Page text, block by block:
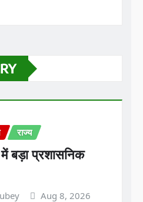
राज्य
बड़ा प्रशासनिक
Aug 8, 2026